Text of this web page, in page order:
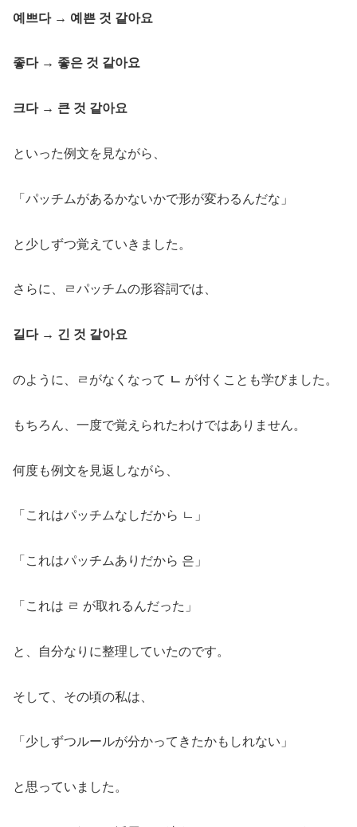
예쁘다 → 예쁜 것 같아요
좋다 → 좋은 것 같아요
크다 → 큰 것 같아요
といった例文を見ながら、
「パッチムがあるかないかで形が変わるんだな」
と少しずつ覚えていきました。
さらに、ㄹパッチムの形容詞では、
길다 → 긴 것 같아요
のように、ㄹがなくなって ㄴ が付くことも学びました。
もちろん、一度で覚えられたわけではありません。
何度も例文を見返しながら、
「これはパッチムなしだから ㄴ」
「これはパッチムありだから 은」
「これは ㄹ が取れるんだった」
と、自分なりに整理していたのです。
そして、その頃の私は、
「少しずつルールが分かってきたかもしれない」
と思っていました。